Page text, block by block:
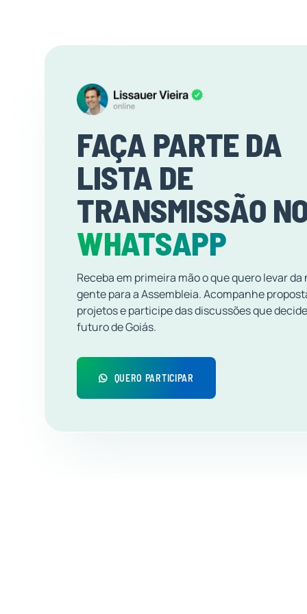
FAÇA PARTE DA
LISTA DE
TRANSMISSÃO
WHATSAPP
Receba em primeira mão o que quero levar da
gente para a Assembleia. Acompanhe
projetos e participe das discussões que
futuro de Goiás.
QUERO PARTICIPAR